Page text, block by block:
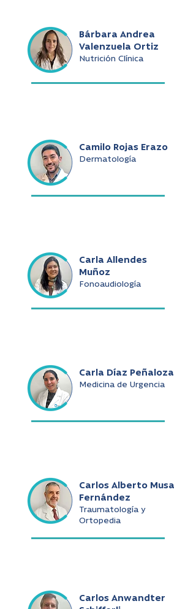
Bárbara Andrea
Valenzuela Ortiz
Nutrición Clínica
Camilo Rojas Erazo
Dermatología
Carla Allendes
Muñoz
Fonoaudiología
Carla Díaz Peñaloza
Medicina de Urgencia
Carlos Alberto Musa
Fernández
Traumatología y
Ortopedia
Carlos Anwandter